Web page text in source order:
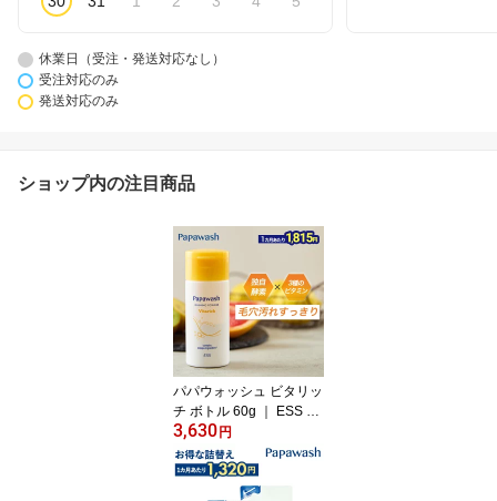
休業日（受注・発送対応なし）
受注対応のみ
発送対応のみ
ショップ内の注目商品
パパウォッシュ ビタリッ
チ ボトル 60g ｜ ESS pa
pawash 酵素 酵素洗顔パ
ウダー ビタミン 毛穴 黒
ずみ 角質 角栓 除去 保湿
ニキビ パパイン酵素 肌
3,630円